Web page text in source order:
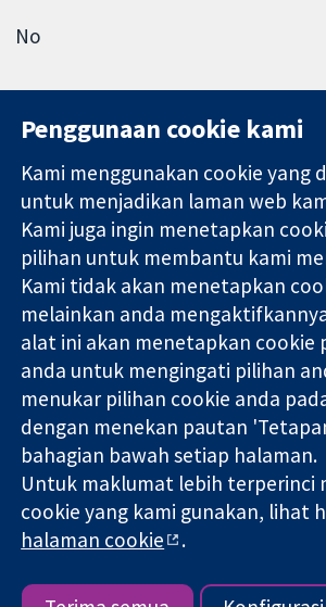
No
Bukti yang
dipercayai.
keputusan
termaklum
Kesihatan yang
lebih baik
11-13 Cavendish
Square
London
W1G 0AN
United Kingdom
Kolaborasi Cochrane ialah sebuah badan
sebuah syarikat terhad oleh jaminan (no.
berdaftar di England & Wales. Nombor
2127 49.
Hak Cipta © 2026 Kolabrasi Cochrane
Terma & Syarat Laman Web
|Penafian|
Penggunaan cookie kami
Kami menggunakan cookie yang
untuk menjadikan laman web
Kami juga ingin menetapkan
pilihan untuk membantu kami
Kami tidak akan menetapkan
melainkan anda
alat ini akan menetapkan cookie
anda untuk mengingati pilihan
menukar pilihan cookie anda
dengan menekan pautan
bahagian bawah setiap halaman.
Untuk maklumat lebih terperinci
cookie yang kami gunakan, lihat
halaman cookie
.